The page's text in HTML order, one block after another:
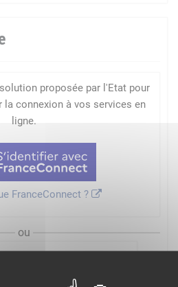
proposée par l'Etat pour
connexion à vos services en
ligne.
FranceConnect ?
ou